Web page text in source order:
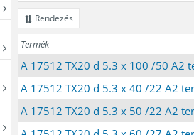
Rendezés
Termék
A 17512 TX20 d 5.3 x 100 /50 A2
A 17512 TX20 d 5.3 x 40 /22 A2
A 17512 TX20 d 5.3 x 50 /22 A2